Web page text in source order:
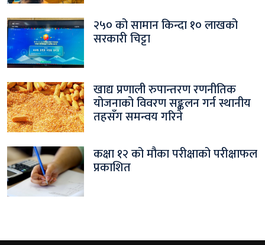
२५० को सामान किन्दा १० लाखको
सरकारी चिट्टा
खाद्य प्रणाली रुपान्तरण रणनीतिक
योजनाको विवरण सङ्कलन गर्न स्थानीय
तहसँग समन्वय गरिने
कक्षा १२ को मौका परीक्षाको परीक्षाफल
प्रकाशित